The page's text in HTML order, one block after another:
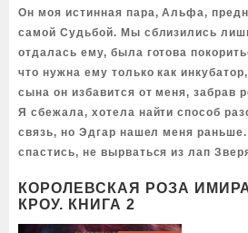
Он моя истинная пара, Альфа,
самой Судьбой. Мы сблизились
отдалась ему, была готова
что нужна ему только как
сына он избавится от меня, забрав
Я сбежала, хотела найти способ
связь, но Эдгар нашел меня
спастись, не вырваться из лап
КОРОЛЕВСКАЯ РОЗА
КРОУ. КНИГА 2